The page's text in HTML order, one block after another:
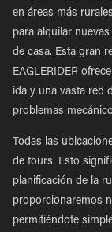
en áreas más
para alquilar
de casa. Esta gran
EAGLERIDER
ida y una vasta red
problemas
Todas las
de tours. Esto
planificación de la
proporcionaremos
permitiéndote